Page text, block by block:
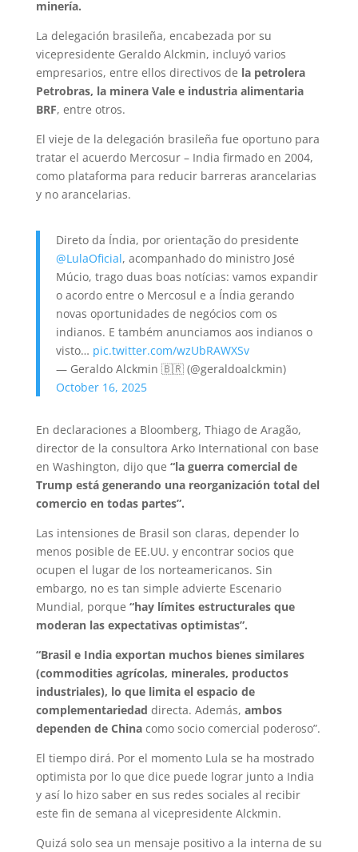
minería.
La delegación brasileña, encabezada por su
vicepresidente Geraldo Alckmin, incluyó varios
empresarios, entre ellos directivos de la petrolera
Petrobras, la minera Vale e industria alimentaria
BRF, entre otros.
El vieje de la delegación brasileña fue oportuno para
tratar el acuerdo Mercosur – India firmado en 2004,
como plataforma para reducir barreras arancelarias
y no arancelarias.
Direto da Índia, por orientação do presidente
@LulaOficial, acompanhado do ministro José
Múcio, trago duas boas notícias: vamos expandir
o acordo entre o Mercosul e a Índia gerando
novas oportunidades de negócios com os
indianos. E também anunciamos aos indianos o
visto… pic.twitter.com/wzUbRAWXSv
— Geraldo Alckmin 🇧🇷 (@geraldoalckmin)
October 16, 2025
En declaraciones a Bloomberg, Thiago de Aragão,
director de la consultora Arko International con base
en Washington, dijo que “la guerra comercial de
Trump está generando una reorganización total del
comercio en todas partes”.
Las intensiones de Brasil son claras, depender lo
menos posible de EE.UU. y encontrar socios que
ocupen el lugar de los norteamericanos. Sin
embargo, no es tan simple advierte Escenario
Mundial, porque “hay límites estructurales que
moderan las expectativas optimistas”.
“Brasil e India exportan muchos bienes similares
(commodities agrícolas, minerales, productos
industriales), lo que limita el espacio de
complementariedad directa. Además, ambos
dependen de Chinacomo socio comercial poderoso”.
El tiempo dirá. Por el momento Lula se ha mostrado
optimista por lo que dice puede lograr junto a India
y así lo hizo saber en sus redes sociales al recibir
este fin de semana al vicepresidente Alckmin.
Quizá solo sea un mensaje positivo a la interna de su